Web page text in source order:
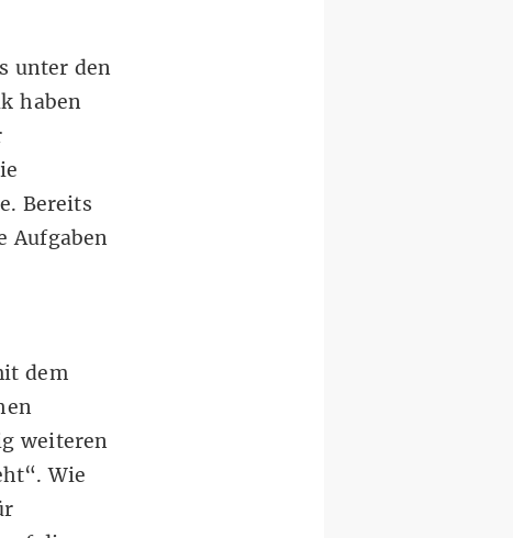
unter den
haben
Bereits
Aufgaben
dem
weiteren
Wie